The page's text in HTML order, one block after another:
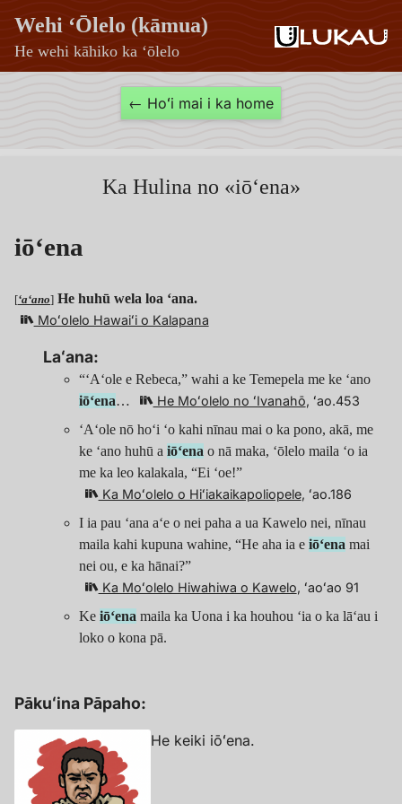
Wehi ʻŌlelo (kāmua)
He wehi kāhiko ka ʻōlelo
← Hoʻi mai i ka home
Ka Hulina no «iōʻena»
iōʻena
[ʻaʻano] He huhū wela loa ʻana.
Moʻolelo Hawaiʻi o Kalapana
Laʻana:
“ʻAʻole e Rebeca,” wahi a ke Temepela me ke ʻano
iōʻena… He Moʻolelo no ʻIvanahō, ʻao.453
ʻAʻole nō hoʻi ʻo kahi nīnau mai o ka pono, akā, me
ke ʻano huhū a iōʻena o nā maka, ʻōlelo maila ʻo ia
me ka leo kalakala, “Ei ʻoe!”
Ka Moʻolelo o Hiʻiakaikapoliopele, ʻao.186
I ia pau ʻana aʻe o nei paha a ua Kawelo nei, nīnau
maila kahi kupuna wahine, “He aha ia e iōʻena mai
nei ou, e ka hānai?”
Ka Moʻolelo Hiwahiwa o Kawelo, ʻaoʻao 91
Ke iōʻena maila ka Uona i ka houhou ʻia o ka lāʻau i
loko o kona pā.
Pākuʻina Pāpaho:
He keiki iōʻena.